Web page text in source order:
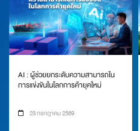
AI : ผู้ช่วยยกระดับความสามารถใน
การแข่งขันในโลกการค้ายุคใหม่
23 กรกฎาคม 2569